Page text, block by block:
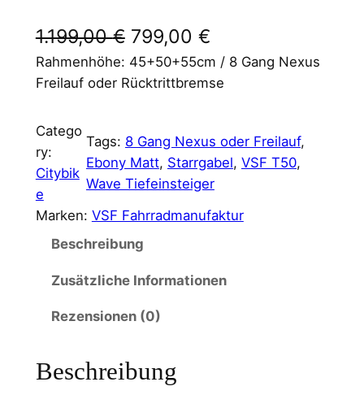
1.199,00€ U
r
s
r
ü
n
g
i
c
e
799,00 €A
k
t
e
l
l
P
Rahmenhöhe: 45+50+55cm / 8 Gang Nexus
Freilauf oder Rücktrittbremse
Catego
ry:
Citybik
e
Tags: 8 Gang Nexus oder Freilauf
Ebony Matt, Starrgabel, VSF T50
Wave Tiefeinsteiger
Marken: VSF Fahrradmanufaktur
Beschreibung
Zusätzliche Informationen
Rezensionen (0)
Beschreibung